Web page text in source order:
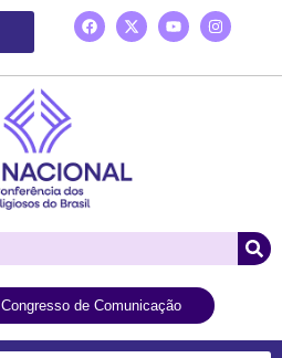
de Comunicação